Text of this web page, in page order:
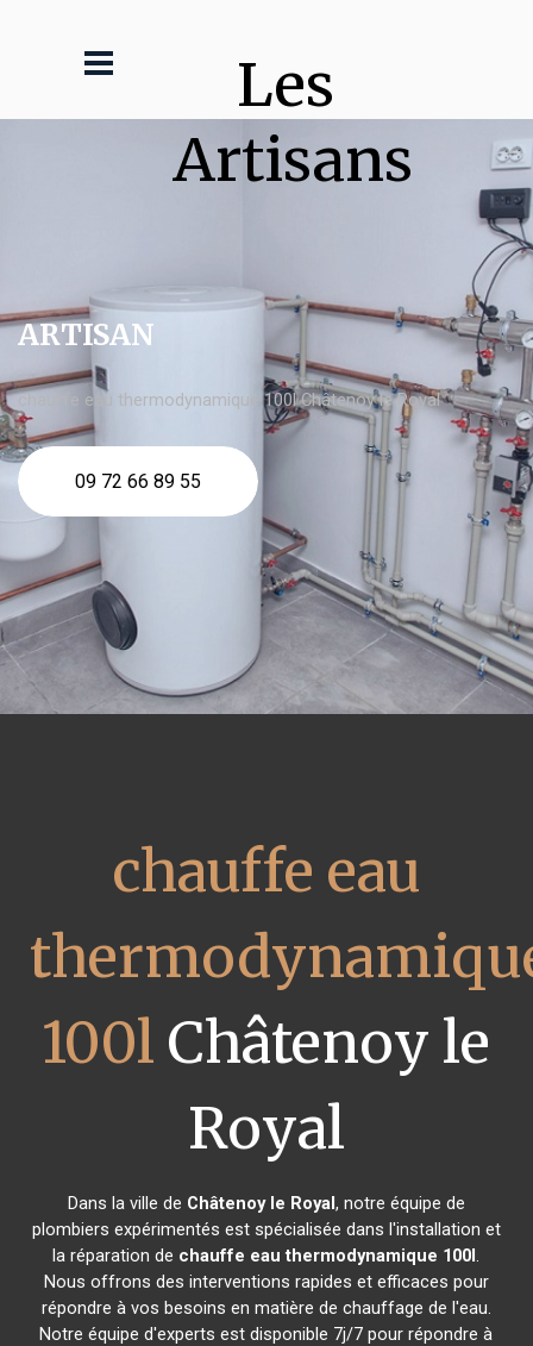
Les
Artisans
ARTISAN
chauffe eau thermodynamique 100l Châtenoy le Royal
09 72 66 89 55
chauffe eau
100l Châtenoy le
Royal
Dans la ville de Châtenoy le Royal, notre équipe de
plombiers expérimentés est spécialisée dans l'installation et
la réparation de chauffe eau thermodynamique 100l.
Nous offrons des interventions rapides et efficaces pour
répondre à vos besoins en matière de chauffage de l'eau.
Notre équipe d'experts est disponible 7j/7 pour répondre à